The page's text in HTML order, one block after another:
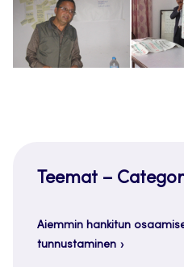
Teemat –
Aiemmin hankitun
tunnustaminen